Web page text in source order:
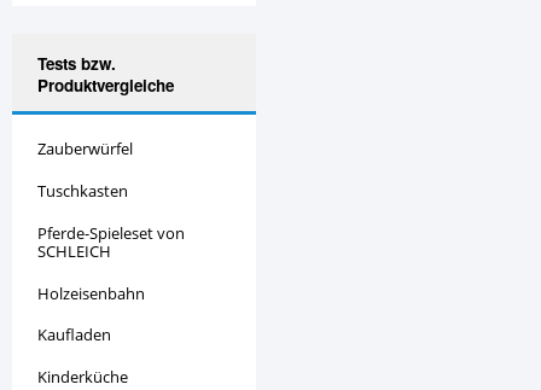
Tests bzw.
Produktvergleiche
Zauberwürfel
Tuschkasten
Pferde-Spieleset von
SCHLEICH
Holzeisenbahn
Kaufladen
Kinderküche